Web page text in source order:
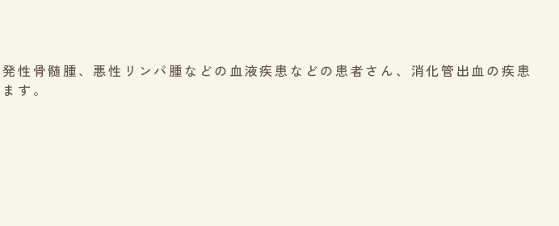
性骨髄腫、悪性リンパ腫などの血液疾患などの患者さん、消化管出血の疾患
す。